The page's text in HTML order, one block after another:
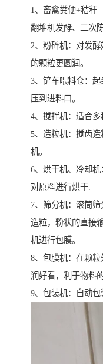
1、畜禽粪便+秸秆
翻堆机发酵、二次
2、粉碎机：对发
的颗粒更圆润。
3、铲车喂料仓：
压到进料口。
4、搅拌机：适合多
5、造粒机：搅齿
机。
6、烘干机、冷却机
对原料进行烘干.
7、筛分机：滚筒
造粒，粉状的直接
机进行包膜。
8、包膜机：在颗
润好看，利于物料
9、包装机：自动包